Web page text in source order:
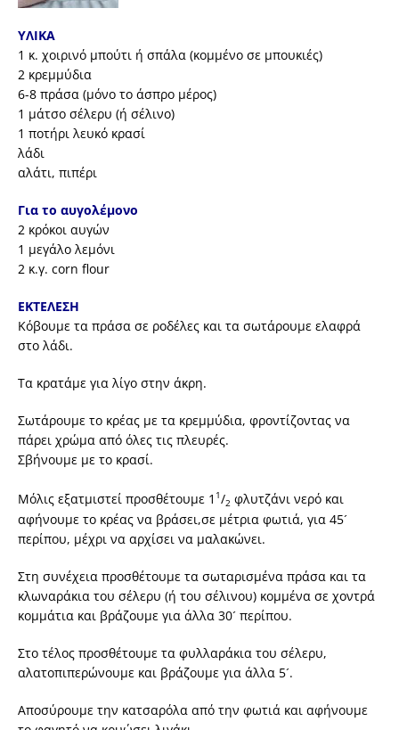
ΥΛΙΚΑ
1 κ. χοιρινό μπούτι ή σπάλα (κομμένο σε μπουκιές)
2 κρεμμύδια
6-8 πράσα (μόνο το άσπρο μέρος)
1 μάτσο σέλερυ (ή σέλινο)
1 ποτήρι λευκό κρασί
λάδι
αλάτι, πιπέρι
Για το αυγολέμονο
2 κρόκοι αυγών
1 μεγάλο λεμόνι
2 κ.γ. corn flour
ΕΚΤΕΛΕΣΗ
Κόβουμε τα πράσα σε ροδέλες και τα σωτάρουμε ελαφρά
στο λάδι.
Τα κρατάμε για λίγο στην άκρη.
Σωτάρουμε το κρέας με τα κρεμμύδια, φροντίζοντας να
πάρει χρώμα από όλες τις πλευρές.
Σβήνουμε με το κρασί.
Μόλις εξατμιστεί προσθέτουμε 1 1/2 φλυτζάνι νερό και
αφήνουμε το κρέας να βράσει,σε μέτρια φωτιά, για 45´
περίπου, μέχρι να αρχίσει να μαλακώνει.
Στη συνέχεια προσθέτουμε τα σωταρισμένα πράσα και τα
κλωναράκια του σέλερυ (ή του σέλινου) κομμένα σε χοντρά
κομμάτια και βράζουμε για άλλα 30´ περίπου.
Στο τέλος προσθέτουμε τα φυλλαράκια του σέλερυ,
αλατοπιπερώνουμε και βράζουμε για άλλα 5´.
Αποσύρουμε την κατσαρόλα από την φωτιά και αφήνουμε